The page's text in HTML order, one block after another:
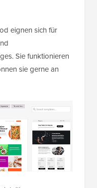
eignen sich für
Sie funktionieren
sie gerne an